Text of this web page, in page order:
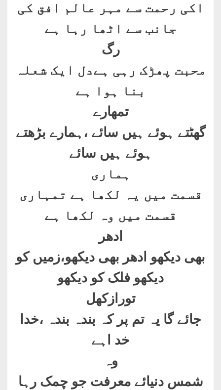
اکی رحمت سے مہر عالم افق کی
جانب سے اٹھا رہا ہے
رگ
محبت پھڑک رہی ہےدل ایک شعلہ
بنا ہوا ہے
تمھارے
گھٹتے ہوئے ہیں سائے ،ہمارے بڑھتے
ہوئے ہیں سائے
ہماری
قسمت میں یہ لکھا ہے تمہاری
قسمت میں وہ لکھا ہے
ادھر
بھی دیکھو ادھر بھی دیکھو،زمیں کو
دیکھو فلک کو دیکھو
تورازکھل
جائے گا یہ تم پر کہ بندہ بندہ ،خدا
خد اہے
وہ
شمس دنیائے معرفت جو چمک رہا